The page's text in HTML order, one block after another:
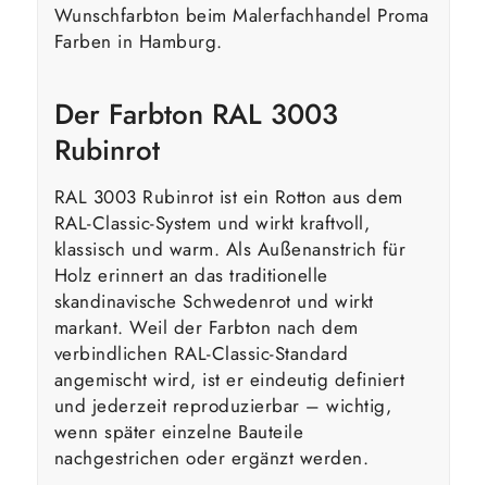
Wunschfarbton beim Malerfachhandel Proma
Farben in Hamburg.
Der Farbton RAL 3003
Rubinrot
RAL 3003 Rubinrot ist ein Rotton aus dem
RAL-Classic-System und wirkt kraftvoll,
klassisch und warm. Als Außenanstrich für
Holz erinnert an das traditionelle
skandinavische Schwedenrot und wirkt
markant. Weil der Farbton nach dem
verbindlichen RAL-Classic-Standard
angemischt wird, ist er eindeutig definiert
und jederzeit reproduzierbar – wichtig,
wenn später einzelne Bauteile
nachgestrichen oder ergänzt werden.